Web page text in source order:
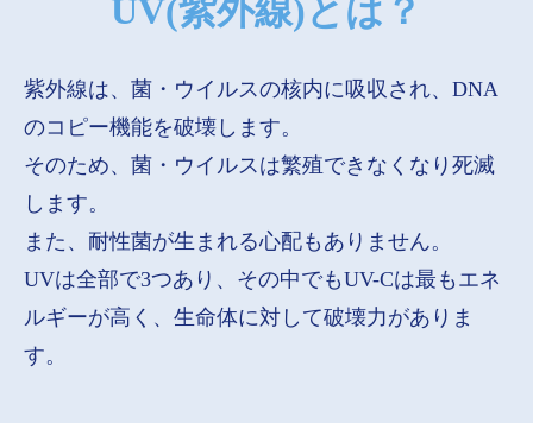
UV(紫外線)とは？
紫外線は、菌・ウイルスの核内に吸収され、DNA
のコピー機能を破壊します。
そのため、菌・ウイルスは繁殖できなくなり死滅
します。
また、耐性菌が生まれる心配もありません。
UVは全部で3つあり、その中でもUV-Cは最もエネ
ルギーが高く、生命体に対して破壊力がありま
す。